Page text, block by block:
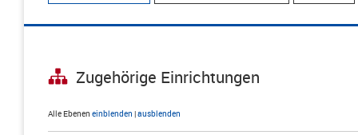
Zugehörige Einrichtungen
Alle Ebenen einblenden |ausblenden